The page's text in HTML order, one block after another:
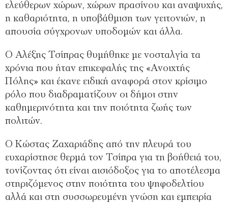
ελεύθερων χώρων, χώρων πρασίνου και αναψυχής,
η καθαριότητα, η υποβάθμιση των γειτονιών, η
απουσία σύγχρονων υποδομών και άλλα.
Ο Αλέξης Τσίπρας θυμήθηκε με νοσταλγία τα
χρόνια που ήταν επικεφαλής της «Ανοιχτής
Πόλης» και έκανε ειδική αναφορά στον κρίσιμο
ρόλο που διαδραματίζουν οι δήμοι στην
καθημερινότητα και την ποιότητα ζωής των
πολιτών.
Ο Κώστας Ζαχαριάδης από την πλευρά του
ευχαρίστησε θερμά τον Τσίπρα για τη βοήθειά του,
τονίζοντας ότι είναι αισιόδοξος για το αποτέλεσμα
στηριζόμενος στην ποιότητα του ψηφοδελτίου
αλλά και στη συσσωρευμένη γνώση και εμπειρία